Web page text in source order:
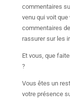
commentaires
venu qui voit
commentaires
rassurer sur les
Et vous, que
?
Vous êtes un
votre présence